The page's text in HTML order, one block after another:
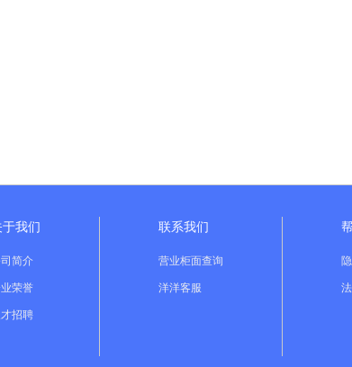
于我们
简介
荣誉
招聘
联系我们
营业柜面查询
洋洋客服